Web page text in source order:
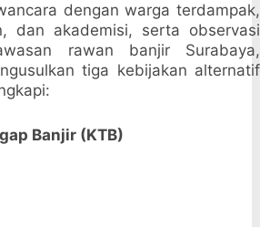
dengan warga terdampak,
dan akademisi, serta observasi
rawan banjir Surabaya,
tiga kebijakan alternatif
Banjir (KTB)